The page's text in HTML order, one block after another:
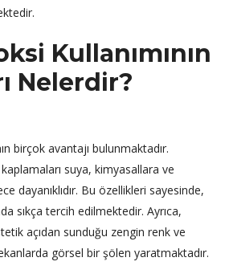
Kullanımının
Nelerdir?
birçok avantajı bulunmaktadır.
suya, kimyasallara ve
dayanıklıdır. Bu özellikleri sayesinde,
sıkça tercih edilmektedir. Ayrıca,
açıdan sunduğu zengin renk ve
görsel bir şölen yaratmaktadır.